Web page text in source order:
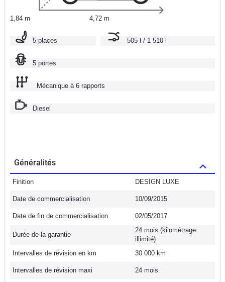
1,84 m 4,72 m
5 places 505 l / 1 510 l
5 portes
Mécanique à 6 rapports
Diesel
Généralités
Finition DESIGN LUXE
Date de commercialisation 10/09/2015
Date de fin de commercialisation 02/05/2017
Durée de la garantie
24 mois (kilométrage
illimité)
Intervalles de révision en km
30 000 km
Intervalles de révision maxi 24 mois